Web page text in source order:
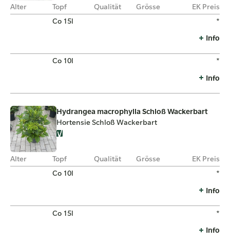
Alter Topf Qualität Grösse
EK Preis
Co 15l
*
Info
Co 10l *
Info
Hydrangea macrophylla Schloß Wackerbart
Hortensie Schloß Wackerbart
Alter Topf Qualität Grösse
EK Preis
Co 10l
*
Info
Co 15l *
Info